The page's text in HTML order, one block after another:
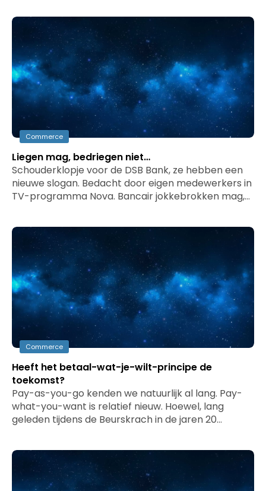
Commerce
Liegen mag, bedriegen niet…
Schouderklopje voor de DSB Bank, ze hebben een
nieuwe slogan. Bedacht door eigen medewerkers in
TV-programma Nova. Bancair jokkebrokken mag,…
Commerce
Heeft het betaal-wat-je-wilt-principe de
toekomst?
Pay-as-you-go kenden we natuurlijk al lang. Pay-
what-you-want is relatief nieuw. Hoewel, lang
geleden tijdens de Beurskrach in de jaren 20…